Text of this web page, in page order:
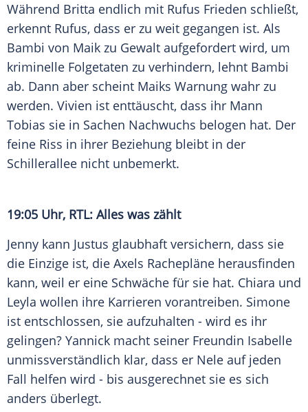
Während Britta endlich mit Rufus Frieden schließt,
erkennt Rufus, dass er zu weit gegangen ist. Als
Bambi von Maik zu Gewalt aufgefordert wird, um
kriminelle Folgetaten zu verhindern, lehnt Bambi
ab. Dann aber scheint Maiks Warnung wahr zu
werden. Vivien ist enttäuscht, dass ihr Mann
Tobias sie in Sachen Nachwuchs belogen hat. Der
feine Riss in ihrer Beziehung bleibt in der
Schillerallee nicht unbemerkt.
19:05 Uhr, RTL: Alles was zählt
Jenny kann Justus glaubhaft versichern, dass sie
die Einzige ist, die Axels Rachepläne herausfinden
kann, weil er eine Schwäche für sie hat. Chiara und
Leyla wollen ihre Karrieren vorantreiben. Simone
ist entschlossen, sie aufzuhalten - wird es ihr
gelingen? Yannick macht seiner Freundin Isabelle
unmissverständlich klar, dass er Nele auf jeden
Fall helfen wird - bis ausgerechnet sie es sich
anders überlegt.